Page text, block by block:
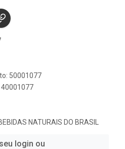
50001077
40001077
NATURAIS DO BRASIL
login ou